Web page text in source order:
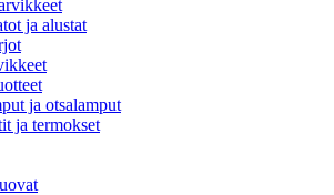
ja alustat
ja otsalamput
ja termokset